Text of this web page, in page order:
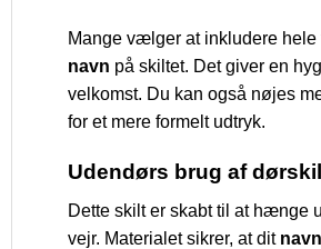
Mange vælger at inkludere hele
navn på skiltet. Det giver en
velkomst. Du kan også nøjes
for et mere formelt udtryk.
Udendørs brug af
Dette skilt er skabt til at hænge
vejr. Materialet sikrer, at dit navn